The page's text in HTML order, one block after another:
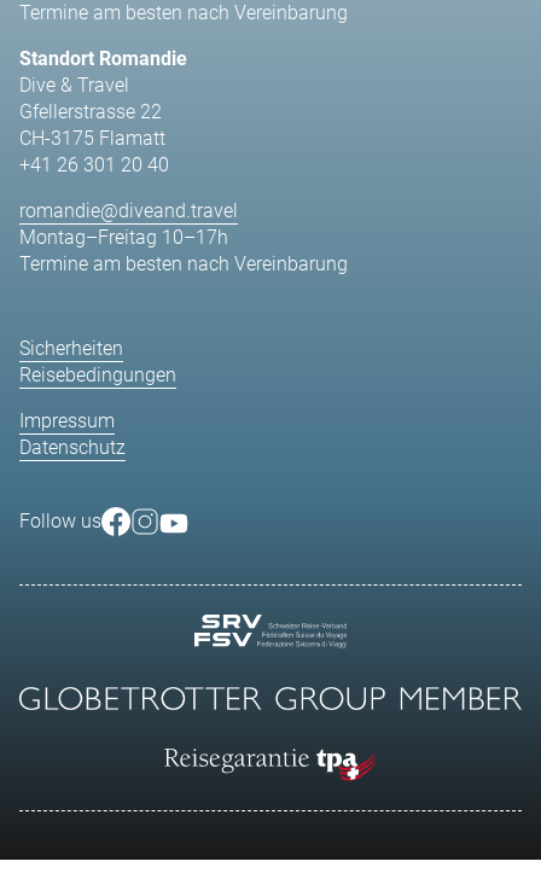
Termine am besten nach Vereinbarung
Standort Romandie
Dive & Travel
Gfellerstrasse 22
CH-3175 Flamatt
+41 26 301 20 40
romandie@diveand.travel
Montag–Freitag 10–17h
Termine am besten nach Vereinbarung
Sicherheiten
Reisebedingungen
Impressum
Datenschutz
Follow us